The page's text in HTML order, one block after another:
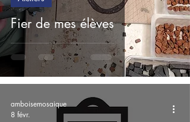
Fier de mes élèves
amboisemosaique
8 févr.